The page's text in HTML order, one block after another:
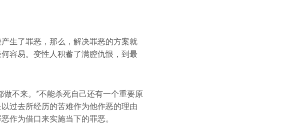
生了罪恶，那么，解决罪恶的方案就
容易。变性人积蓄了满腔仇恨，到最
不来。”不能杀死自己还有一个重要原
过去所经历的苦难作为他作恶的理由
作为借口来实施当下的罪恶。